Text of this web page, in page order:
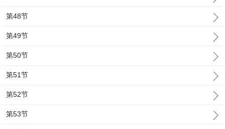
第48节
第49节
第50节
第51节
第52节
第53节